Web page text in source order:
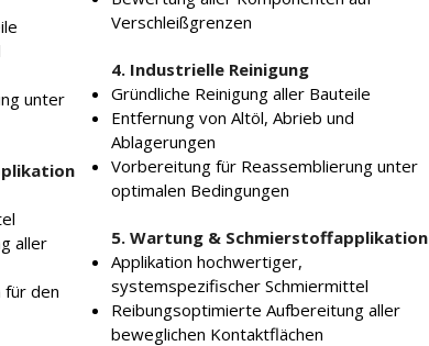
unter
aller
den
Verschleißgrenzen
4. Industrielle Reinigung
Gründliche Reinigung aller Bauteile
Entfernung von Altöl, Abrieb und
Ablagerungen
Vorbereitung für Reassemblierung unter
optimalen Bedingungen
5. Wartung & Schmierstoffapplikation
Applikation hochwertiger,
systemspezifischer Schmiermittel
Reibungsoptimierte Aufbereitung aller
beweglichen Kontaktflächen